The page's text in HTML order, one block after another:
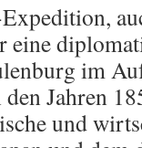
eine
im
Jahren
und